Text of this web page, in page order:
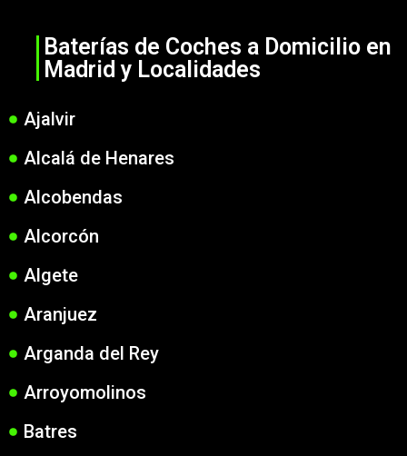
Baterías de Coches a Domicilio en
Madrid y Localidades
Ajalvir
Alcalá de Henares
Alcobendas
Alcorcón
Algete
Aranjuez
Arganda del Rey
Arroyomolinos
Batres